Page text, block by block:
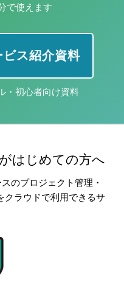
で使えます
ス紹介資料
・初心者向け資料
はじめての方へ
のプロジェクト管理・
クラウドで利用できるサ